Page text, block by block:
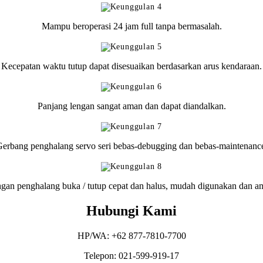
Mampu beroperasi 24 jam full tanpa bermasalah.
Kecepatan waktu tutup dapat disesuaikan berdasarkan arus kendaraan.
Panjang lengan sangat aman dan dapat diandalkan.
penghalang servo seri bebas-debugging dan bebas-
penghalang buka / tutup cepat dan halus, mudah digunakan dan
Hubungi Kami
HP/WA: +62 877-7810-7700
Telepon: 021-599-919-17